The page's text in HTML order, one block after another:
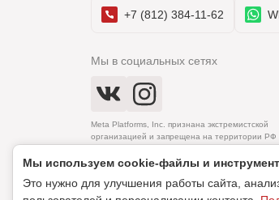
+7 (812) 384-11-62
Мы в социальных сетях
Meta Platforms, Inc. признана экстремистской
организацией и запрещена на территории РФ
© 2010–2026 Newflora. Все права
Мы используем cookie‑файлы и
Это нужно для улучшения работы сайта,